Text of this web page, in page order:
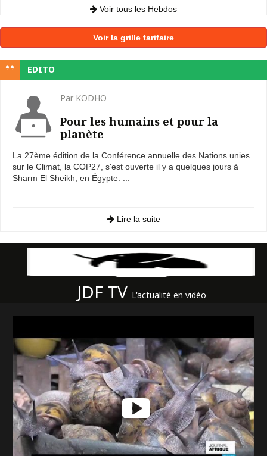
Voir tous les Hebdos
Voir la grille tarifaire
EDITO
Par KODHO
Pour les humains et pour la
planète
La 27ème édition de la Conférence annuelle des Nations unies
sur le Climat, la COP27, s'est ouverte il y a quelques jours à
Sharm El Sheikh, en Égypte. ...
Lire la suite
JDF TV L'actualité en vidéo